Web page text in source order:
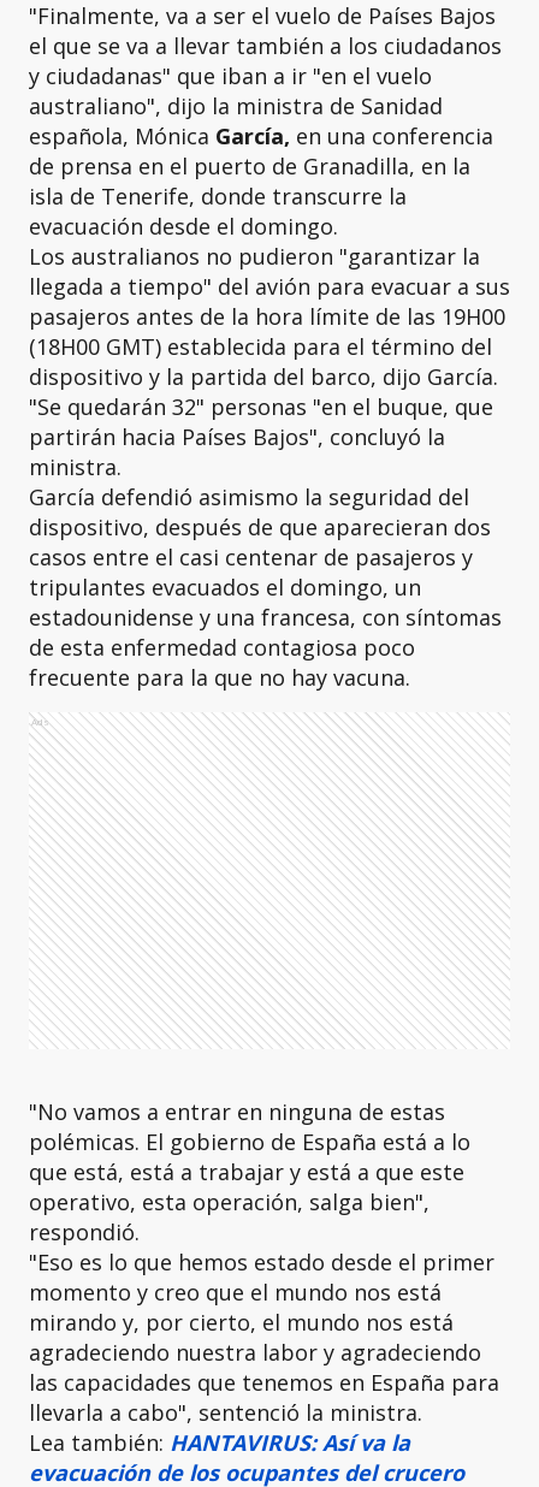
"Finalmente, va a ser el vuelo de Países Bajos
el que se va a llevar también a los ciudadanos
y ciudadanas" que iban a ir "en el vuelo
australiano", dijo la ministra de Sanidad
española, Mónica García, en una conferencia
de prensa en el puerto de Granadilla, en la
isla de Tenerife, donde transcurre la
evacuación desde el domingo.
Los australianos no pudieron "garantizar la
llegada a tiempo" del avión para evacuar a sus
pasajeros antes de la hora límite de las 19H00
(18H00 GMT) establecida para el término del
dispositivo y la partida del barco, dijo García.
"Se quedarán 32" personas "en el buque, que
partirán hacia Países Bajos", concluyó la
ministra.
García defendió asimismo la seguridad del
dispositivo, después de que aparecieran dos
casos entre el casi centenar de pasajeros y
tripulantes evacuados el domingo, un
estadounidense y una francesa, con síntomas
de esta enfermedad contagiosa poco
frecuente para la que no hay vacuna.
Ads
"No vamos a entrar en ninguna de estas
polémicas. El gobierno de España está a lo
que está, está a trabajar y está a que este
operativo, esta operación, salga bien",
respondió.
"Eso es lo que hemos estado desde el primer
momento y creo que el mundo nos está
mirando y, por cierto, el mundo nos está
agradeciendo nuestra labor y agradeciendo
las capacidades que tenemos en España para
llevarla a cabo", sentenció la ministra.
Lea también: HANTAVIRUS: Así va la
evacuación de los ocupantes del crucero